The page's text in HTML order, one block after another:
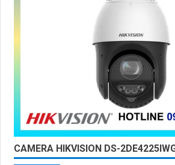
CAMERA HIKVISION DS-